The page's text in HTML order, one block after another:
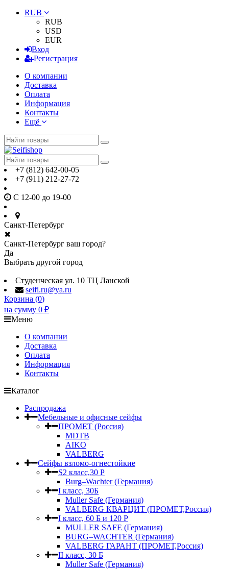
RUB
RUB
USD
EUR
Вход
Регистрация
О компании
Доставка
Оплата
Информация
Контакты
Ещё
+7 (812) 642-00-05
+7 (911) 212-27-72
С 12-00 до 19-00
Санкт-Петербург
✖
Санкт-Петербург ваш город?
Да
Выбрать другой город
Студенческая ул. 10 ТЦ Ланской
seifi.ru@ya.ru
Корзина (0)
на сумму 0 ₽
Меню
О компании
Доставка
Оплата
Информация
Контакты
Каталог
Распродажа
Мебельные и офисные сейфы
ПРОМЕТ (Россия)
MDTB
AIKO
VALBERG
Сейфы взломо-огнестойкие
S2 класс,30 Р
Burg–Wachter (Германия)
I класс, 30Б
Muller Safe (Германия)
VALBERG КВАРЦИТ (ПРОМЕТ,Россия)
I класс, 60 Б и 120 Р
MULLER SAFE (Германия)
BURG–WACHTER (Германия)
VALBERG ГАРАНТ (ПРОМЕТ,Россия)
II класс, 30 Б
Muller Safe (Германия)